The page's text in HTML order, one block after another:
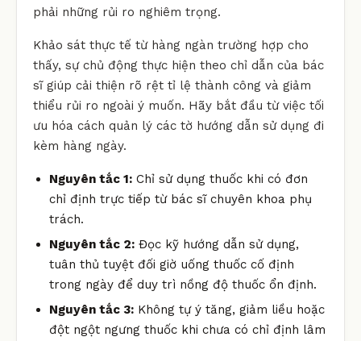
phải những rủi ro nghiêm trọng.
Khảo sát thực tế từ hàng ngàn trường hợp cho
thấy, sự chủ động thực hiện theo chỉ dẫn của bác
sĩ giúp cải thiện rõ rệt tỉ lệ thành công và giảm
thiểu rủi ro ngoài ý muốn. Hãy bắt đầu từ việc tối
ưu hóa cách quản lý các tờ hướng dẫn sử dụng đi
kèm hàng ngày.
Nguyên tắc 1: Chỉ sử dụng thuốc khi có đơn
chỉ định trực tiếp từ bác sĩ chuyên khoa phụ
trách.
Nguyên tắc 2: Đọc kỹ hướng dẫn sử dụng,
tuân thủ tuyệt đối giờ uống thuốc cố định
trong ngày để duy trì nồng độ thuốc ổn định.
Nguyên tắc 3: Không tự ý tăng, giảm liều hoặc
đột ngột ngưng thuốc khi chưa có chỉ định lâm